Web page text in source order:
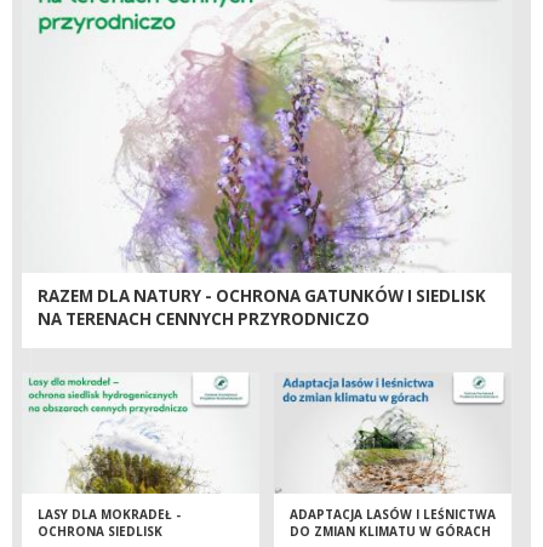
RAZEM DLA NATURY - OCHRONA GATUNKÓW I SIEDLISK
NA TERENACH CENNYCH PRZYRODNICZO
LASY DLA MOKRADEŁ -
OCHRONA SIEDLISK
ADAPTACJA LASÓW I LEŚNICTWA
DO ZMIAN KLIMATU W GÓRACH